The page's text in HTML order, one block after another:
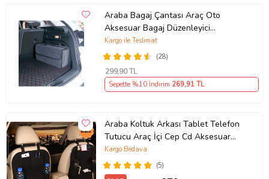
Araba Bagaj Çantası Araç Oto
Aksesuar Bagaj Düzenleyici
Organizer (Siyah)
(28)
Kargo ile Teslimat
299,90 TL
Sepette %10 İndirim 269,91 TL
Araba Koltuk Arkası Tablet Telefon
Tutucu Araç İçi Cep Cd Aksesuar
Çantası Eşya Düzenleyici
(5)
Kargo Bedava